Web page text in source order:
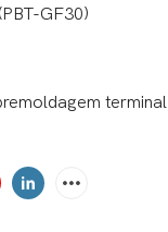
GF30)
terminal